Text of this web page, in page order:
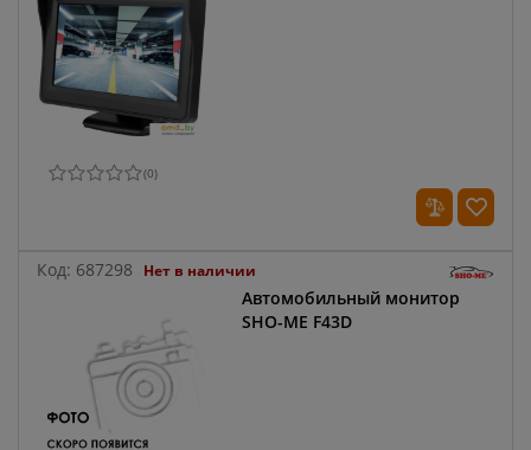
(0)
Код: 687298 Нет в наличии
Автомобильный монитор
SHO-ME F43D